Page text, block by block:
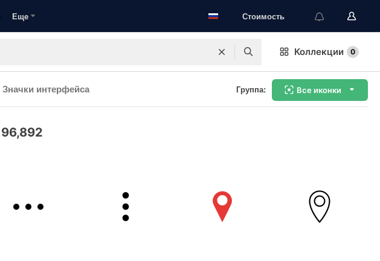
Еще Стоимость
Коллекции 0
Значки интерфейса Группа: Все иконки
96,892